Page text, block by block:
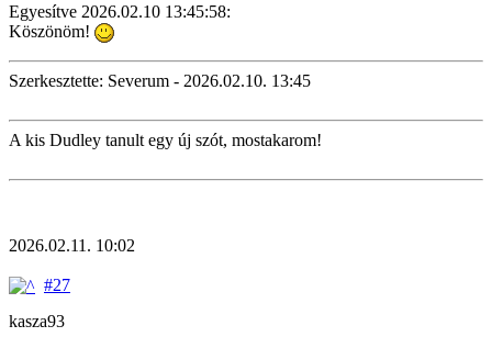
Egyesítve 2026.02.10 13:45:58:
Köszönöm!
Szerkesztette: Severum - 2026.02.10. 13:45
A kis Dudley tanult egy új szót, mostakarom!
2026.02.11. 10:02
#27
kasza93